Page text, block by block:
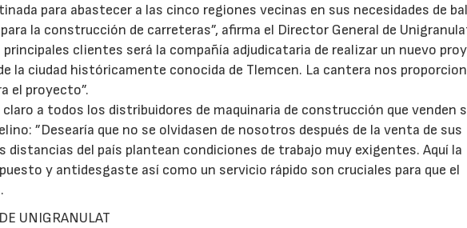
para abastecer a las cinco regiones vecinas en sus necesidades de
la construcción de carreteras”, afirma el Director General de
principales clientes será la compañía adjudicataria de realizar un nuevo
la ciudad históricamente conocida de Tlemcen. La cantera nos
el proyecto”.
claro a todos los distribuidores de maquinaria de construcción que venden
”Desearía que no se olvidasen de nosotros después de la venta de sus
distancias del país plantean condiciones de trabajo muy exigentes. Aquí la
y antidesgaste así como un servicio rápido son cruciales para que el
UNIGRANULAT